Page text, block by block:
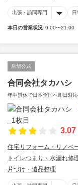
出張・訪問専門
本日の営業状況 9:00〜21:00
店舗公式
合同会社タカハシ
年中無休で日本全国へ即日対
3.07
住宅リフォーム・リノベ
トイレつまり・水漏れ修
片づけ・遺品整理